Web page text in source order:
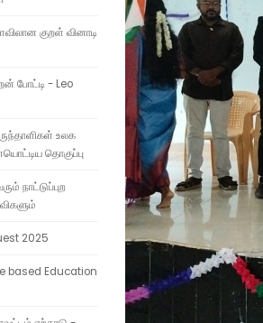
குறள் வினாடி
போட்டி - Leo
உலக
தொகுப்பு
நாட்டுப்புற
2025
based Education